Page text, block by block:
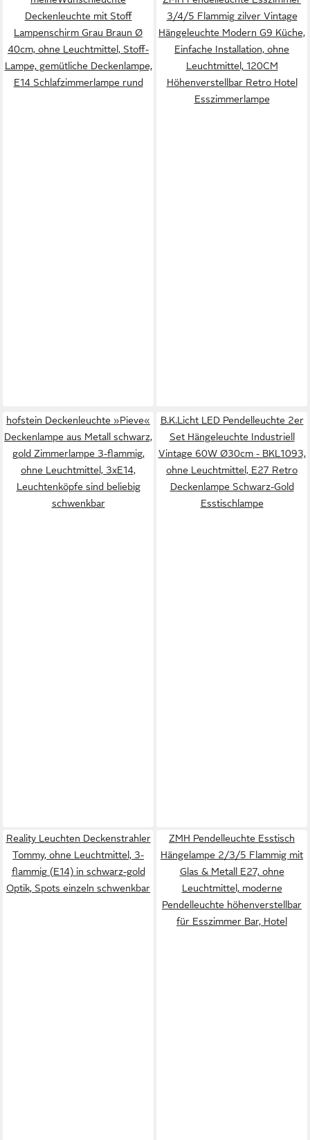
Deckenleuchte mit Stoff
Lampenschirm Grau Braun Ø
40cm, ohne Leuchtmittel, Stoff-
Lampe, gemütliche Deckenlampe,
E14 Schlafzimmerlampe rund
3/4/5 Flammig zilver Vintage
Hängeleuchte Modern G9 Küche,
Einfache Installation, ohne
Leuchtmittel, 120CM
Höhenverstellbar Retro Hotel
Esszimmerlampe
hofstein Deckenleuchte »Pieve«
Deckenlampe aus Metall schwarz,
gold Zimmerlampe 3-flammig,
ohne Leuchtmittel, 3xE14,
Leuchtenköpfe sind beliebig
schwenkbar
B.K.Licht LED Pendelleuchte 2er
Set Hängeleuchte Industriell
Vintage 60W Ø30cm - BKL1093,
ohne Leuchtmittel, E27 Retro
Deckenlampe Schwarz-Gold
Esstischlampe
Reality Leuchten Deckenstrahler
Tommy, ohne Leuchtmittel, 3-
flammig (E14) in schwarz-gold
Optik, Spots einzeln schwenkbar
ZMH Pendelleuchte Esstisch
Hängelampe 2/3/5 Flammig mit
Glas & Metall E27, ohne
Leuchtmittel, moderne
Pendelleuchte höhenverstellbar
für Esszimmer Bar, Hotel